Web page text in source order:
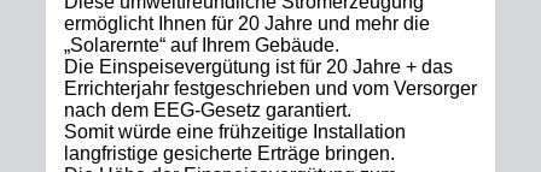
ermöglicht Ihnen für 20 Jahre und mehr die
„Solarernte“ auf Ihrem Gebäude.
Die Einspeisevergütung ist für 20 Jahre + das
Errichterjahr festgeschrieben und vom Versorger
nach dem EEG-Gesetz garantiert.
Somit würde eine frühzeitige Installation
langfristige gesicherte Erträge bringen.